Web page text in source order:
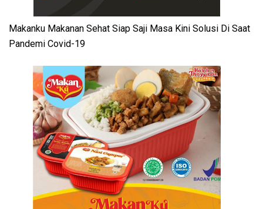
Makanku Makanan Sehat Siap Saji Masa Kini Solusi Di Saat
Pandemi Covid-19